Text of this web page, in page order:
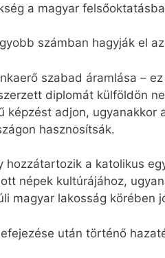
a magyar
számban hagyják el
szabad áramlása –
diplomát külföldön
képzést adjon,
hasznosítsák.
a katolikus
népek kultúrájához,
magyar lakosság körében
után történő